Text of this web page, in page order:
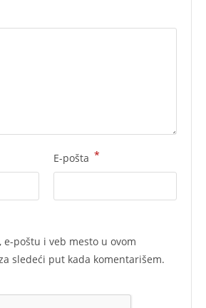
E-pošta *
e-poštu i veb mesto u ovom
sledeći put kada komentarišem.